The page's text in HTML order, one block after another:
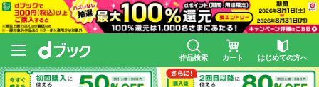
作品検索 カート はじめての方へ